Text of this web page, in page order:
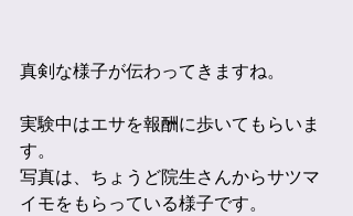
真剣な様子が伝わってきますね。
実験中はエサを報酬に歩いてもらいま
す。
写真は、ちょうど院生さんからサツマ
イモをもらっている様子です。